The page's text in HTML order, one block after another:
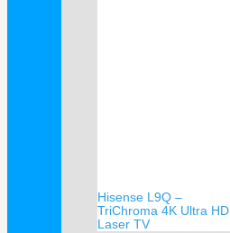
Hisense L9Q –
TriChroma 4K Ultra HD
Laser TV